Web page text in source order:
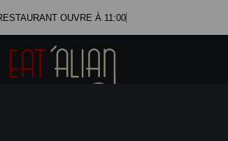
RESTAURANT OUVRE À 11: